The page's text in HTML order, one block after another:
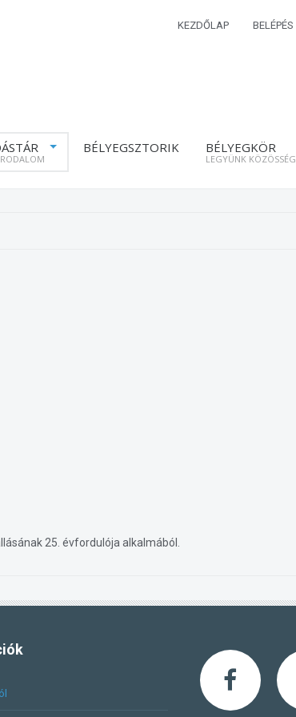
KEZDŐLAP BELÉPÉS
BÉLYEGSZTORIK BÉLYEGKÖR
LEGYÜNK KÖZÖSSÉG
25. évfordulója alkalmából.